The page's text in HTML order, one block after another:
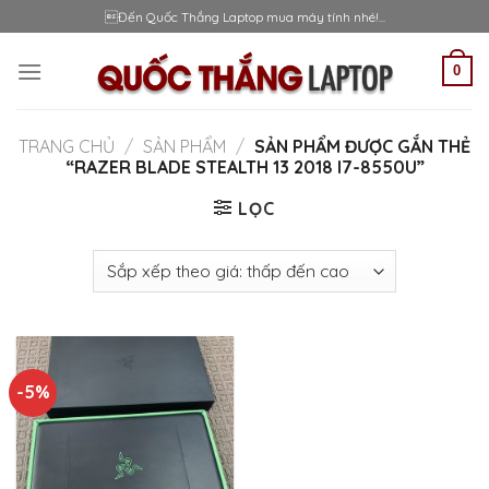
to
content
Đến Quốc Thắng Laptop mua máy tính nhé!...
0
TRANG CHỦ / SẢN PHẨM / SẢN PHẨM ĐƯỢC GẮN THẺ
“RAZER BLADE STEALTH 13 2018 I7-8550U”
LỌC
-5%